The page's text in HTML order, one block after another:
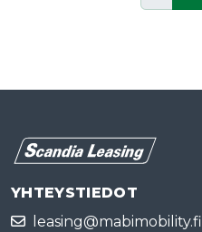
YHTEYSTIEDOT
leasing@mabimobility.fi